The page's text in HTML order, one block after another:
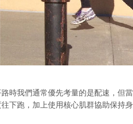
時我們通常優先考量的是配速，但
下跑，加上使用核心肌群協助保持身